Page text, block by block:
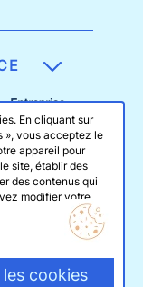
En cliquant sur
», vous acceptez le
appareil pour
site, établir des
des contenus qui
modifier votre
cookies